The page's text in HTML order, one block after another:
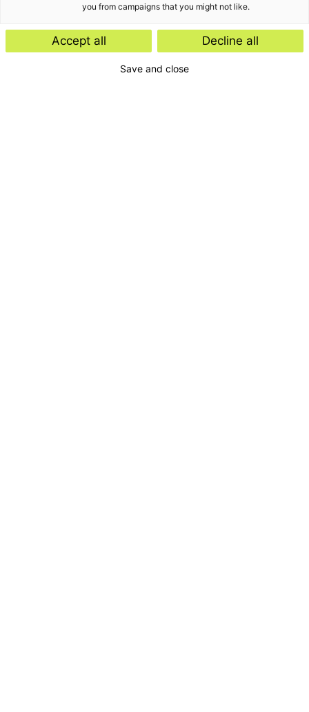
you from campaigns that you might not like.
Accept all Decline all
Save and close